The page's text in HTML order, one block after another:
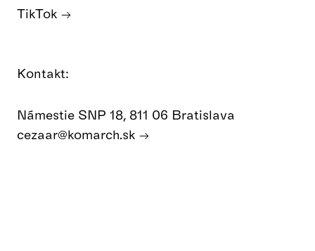
Kontakt:
Námestie SNP 18, 811 06 Bratislava
cezaar@komarch.sk
TikTok